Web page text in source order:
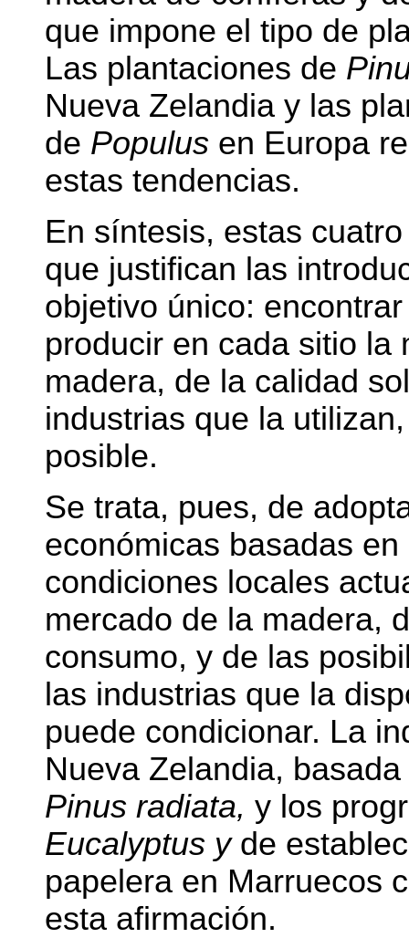
que impone el tipo de
Las plantaciones de
Nueva Zelandia y las
de Populus en Europa
estas tendencias.
En síntesis, estas
que justifican las
objetivo único:
producir en cada sitio la
madera, de la calidad
industrias que la
posible.
Se trata, pues, de
económicas basadas
condiciones locales
mercado de la madera,
consumo, y de las
las industrias que la
puede condicionar. La
Nueva Zelandia,
Pinus radiata, y los
Eucalyptus y de
papelera en Marruecos
esta afirmación.